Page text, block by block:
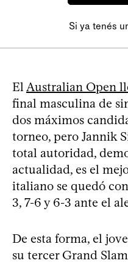
Si ya tenés
El Australian Open
final masculina de
dos máximos
torneo, pero Jannik
total autoridad,
actualidad, es el
italiano se quedó
3, 7-6 y 6-3 ante el
De esta forma, el
su tercer Grand